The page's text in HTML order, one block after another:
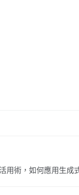
用術，如何應用生成